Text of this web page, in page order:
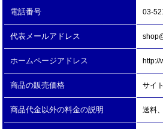
電話番号 03-
代表メールアドレス
ホームページアドレス http://
商品の販売価格 サイ
商品代金以外の料金の説明 送料